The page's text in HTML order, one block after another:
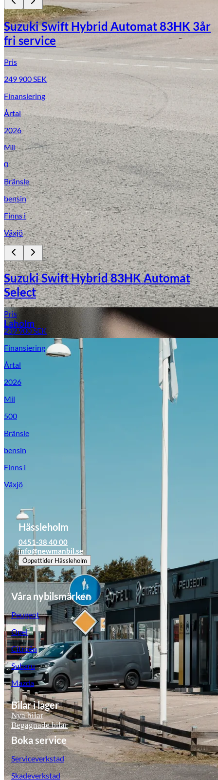
Laga stenskott
Laholm
Suzuki Swift Hybrid Automat 83HK 3år
fri service
Pris
249 900 SEK
Finansiering
Årtal
2026
Mil
0
Bränsle
bensin
Finns i
Växjö
Suzuki Swift Hybrid 83HK Automat
Select
Pris
239 900SEK
Finansiering
Årtal
2026
Mil
500
Bränsle
bensin
Finns i
Växjö
Hässleholm
0451-38 40 00
info@newmanbil.se
Öppettider Hässleholm
Våra nybilsmärken
Peugeot
Opel
Citroën
Subaru
Mazda
Bilar i lager
Nya bilar
Begagnade bilar
Boka service
Serviceverkstad
Skadeverkstad